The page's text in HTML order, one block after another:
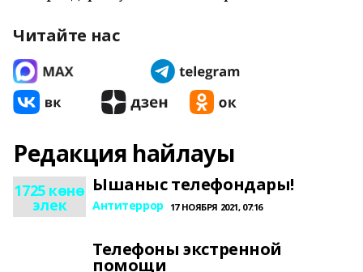
Читайте нас
Редакция һайлауы
1725 көнө
элек
Ышаныс телефондары!
Антитеррор 17 НОЯБРЯ 2021, 07:16
Телефоны экстренной
помощи